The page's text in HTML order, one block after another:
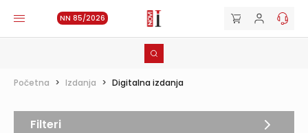
NN 85/2026
Početna > Izdanja > Digitalna izdanja
Filteri